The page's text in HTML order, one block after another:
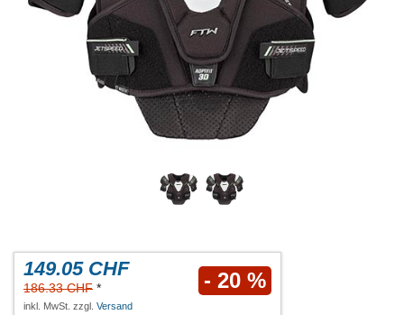
149.05 CHF
186.33 CHF * - 20 %
inkl. MwSt. zzgl. Versand